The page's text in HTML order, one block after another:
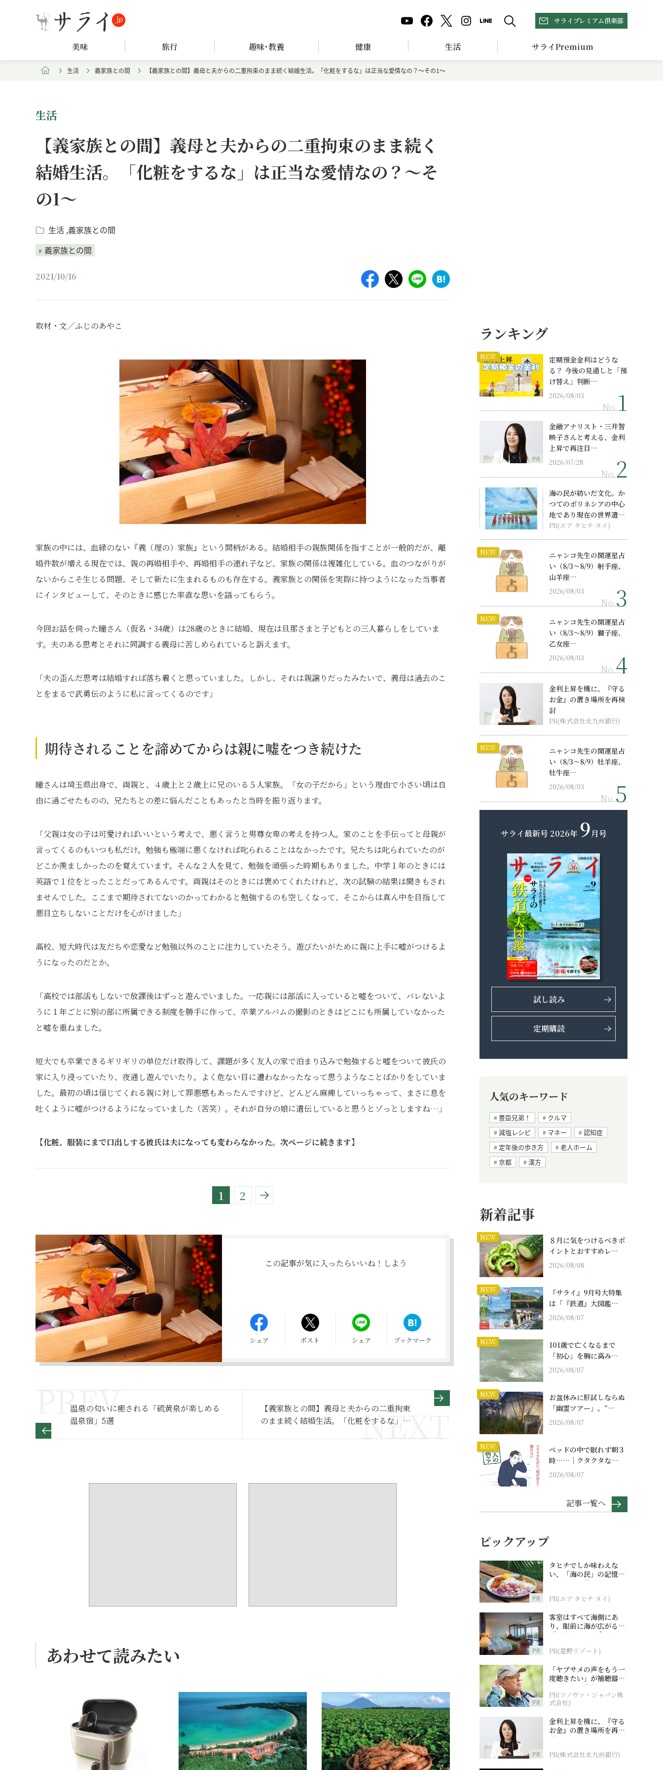
サライプレミアム倶楽部
美味 旅行 趣味･教養 健康 生活 サライPremium
生活 義家族との間 【義家族との間】義母と夫からの二重拘束のまま続く結婚生活。「化粧をするな」は正当な愛情なの？～その1～
生活
【義家族との間】義母と夫からの二重拘束のまま続く
結婚生活。「化粧をするな」は正当な愛情なの？～そ
の1～
生活 義家族との間
義家族との間
2021/10/16
取材・文／ふじのあやこ
家族の中には、血縁のない『義（理の）家族』という間柄がある。結婚相手の親族関係を指すことが一般的だが、離
婚件数が増える現在では、親の再婚相手や、再婚相手の連れ子など、家族の関係は複雑化している。血のつながりが
ないからこそ生じる問題、そして新たに生まれるものも存在する。義家族との関係を実際に持つようになった当事者
にインタビューして、そのときに感じた率直な思いを語ってもらう。
今回お話を伺った瞳さん（仮名・34歳）は28歳のときに結婚、現在は旦那さまと子どもとの三人暮らしをしていま
す。夫のある思考とそれに同調する義母に苦しめられていると訴えます。
「夫の歪んだ思考は結婚すれば落ち着くと思っていました。しかし、それは親譲りだったみたいで、義母は過去のこ
とをまるで武勇伝のように私に言ってくるのです」
期待されることを諦めてからは親に嘘をつき続けた
瞳さんは埼玉県出身で、両親と、４歳上と２歳上に兄のいる５人家族。「女の子だから」という理由で小さい頃は自
由に過ごせたものの、兄たちとの差に悩んだこともあったと当時を振り返ります。
「父親は女の子は可愛ければいいという考えで、悪く言うと男尊女卑の考えを持つ人。家のことを手伝ってと母親が
言ってくるのもいつも私だけ。勉強も極端に悪くなければ叱られることはなかったです。兄たちは叱られていたのが
どこか羨ましかったのを覚えています。そんな２人を見て、勉強を頑張った時期もありました。中学１年のときには
英語で１位をとったことだってあるんです。両親はそのときには褒めてくれたけれど、次の試験の結果は聞きもされ
ませんでした。ここまで期待されてないのかってわかると勉強するのも空しくなって、そこからは真ん中を目指して
悪目立ちしないことだけを心がけました」
高校、短大時代は友だちや恋愛など勉強以外のことに注力していたそう。遊びたいがために親に上手に嘘がつけるよ
うになったのだとか。
「高校では部活もしないで放課後はずっと遊んでいました。一応親には部活に入っていると嘘をついて、バレないよ
うに１年ごとに別の部に所属できる制度を勝手に作って、卒業アルバムの撮影のときはどこにも所属していなかった
と嘘を重ねました。
短大でも卒業できるギリギリの単位だけ取得して、課題が多く友人の家で泊まり込みで勉強すると嘘をついて彼氏の
家に入り浸っていたり、夜通し遊んでいたり。よく危ない目に遭わなかったなって思うようなことばかりをしていま
した。最初の頃は信じてくれる親に対して罪悪感もあったんですけど、どんどん麻痺していっちゃって、まさに息を
吐くように嘘がつけるようになっていました（苦笑）。それが自分の娘に遺伝していると思うとゾっとしますね…」
【化粧、服装にまで口出しする彼氏は夫になっても変わらなかった。次ページに続きます】
1 2
この記事が気に入ったらいいね！しよう
シェア ポスト シェア ブックマーク
温泉の匂いに癒される「硫黄泉が楽しめる
温泉宿」5選
【義家族との間】義母と夫からの二重拘束
のまま続く結婚生活。「化粧をするな」は
あわせて読みたい
ランキング
NEW
定期預金金利はどうな
る？ 今後の見通しと「預
け替え」判断…
2026/08/03
No.
PR
金融アナリスト・三井智
映子さんと考える、金利
上昇で再注目…
2026/07/28
No.
海の民が紡いだ文化。か
つてのポリネシアの中心
地であり現在の世界遺産
からみえてくる...
PR(エア タヒチ ヌイ)
NEW
ニャンコ先生の開運星占
い（8/3～8/9）射手座、
山羊座…
2026/08/03
No.
NEW
ニャンコ先生の開運星占
い（8/3～8/9）獅子座、
乙女座…
2026/08/03
No.
金利上昇を機に、『守る
お金』の置き場所を再検
討
PR(株式会社北九州銀行)
NEW
ニャンコ先生の開運星占
い（8/3～8/9）牡羊座、
牡牛座…
2026/08/03
No.
サライ最新号 2026年 9月号
試し読み
定期購読
人気のキーワード
豊臣兄弟！
クルマ
減塩レシピ
マネー
認知症
定年後の歩き方
老人ホーム
京都
漢方
新着記事
NEW
８月に気をつけるべきポ
イントとおすすめレ…
2026/08/08
NEW
『サライ』9月号大特集
は「『鉄道』大図鑑…
2026/08/07
NEW
101歳で亡くなるまで
「初心」を胸に高み…
2026/08/07
NEW
お盆休みに肝試しならぬ
「幽霊ツアー」。“…
2026/08/07
NEW
ベッドの中で眠れず朝３
時……｜クタクタな…
2026/08/07
記事一覧へ
ピックアップ
PR
タヒチでしか味わえな
い、「海の民」の記憶へ
とつながる旅
PR(エア タヒチ ヌイ)
PR
客室はすべて海側にあ
り、眼前に海が広がる
『西表島ホテル by 星野
PR(星野リゾート)
PR
「ヤブサメの声をもう一
度聴きたい」が補聴器チ
ャレンジの後押しに
PR(ソノヴァ・ジャパン株
式会社)
PR
金利上昇を機に、『守る
お金』の置き場所を再検
討
PR(株式会社北九州銀行)